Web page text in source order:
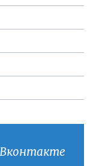
есть)